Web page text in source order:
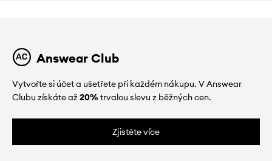
Answear Club
Vytvořte si účet a ušetřete při každém nákupu. V Answear
Clubu získáte až20%trvalou slevu z běžných cen.
Zjistěte více